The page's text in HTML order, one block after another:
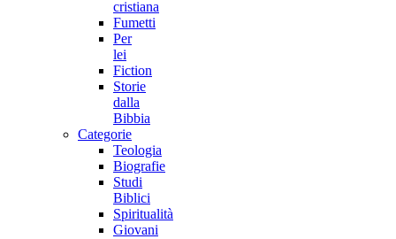
cristiana
Fumetti
Per
lei
Fiction
Storie
dalla
Bibbia
Categorie
Teologia
Biografie
Studi
Biblici
Spiritualità
Giovani